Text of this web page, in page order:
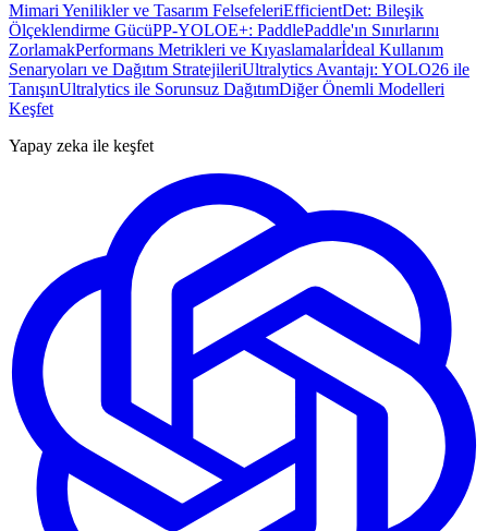
Mimari Yenilikler ve Tasarım FelsefeleriEfficientDet: Bileşik
Ölçeklendirme GücüPP-YOLOE+: PaddlePaddle'ın Sınırlarını
ZorlamakPerformans Metrikleri ve Kıyaslamalarİdeal Kullanım
Senaryoları ve Dağıtım StratejileriUltralytics Avantajı: YOLO26 ile
TanışınUltralytics ile Sorunsuz DağıtımDiğer Önemli Modelleri
Keşfet
Yapay zeka ile keşfet